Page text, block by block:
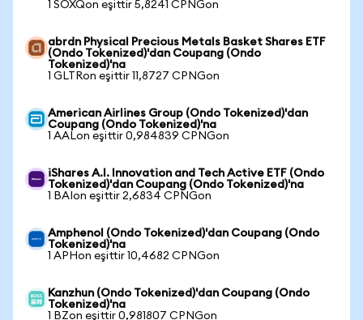
1 SOXQon eşittir 5,8241 CPNGon
abrdn Physical Precious Metals Basket Shares ETF
(Ondo Tokenized)'dan Coupang (Ondo
Tokenized)'na
1 GLTRon eşittir 11,8727 CPNGon
American Airlines Group (Ondo Tokenized)'dan
Coupang (Ondo Tokenized)'na
1 AALon eşittir 0,984839 CPNGon
iShares A.I. Innovation and Tech Active ETF (Ondo
Tokenized)'dan Coupang (Ondo Tokenized)'na
1 BAIon eşittir 2,6834 CPNGon
Amphenol (Ondo Tokenized)'dan Coupang (Ondo
Tokenized)'na
1 APHon eşittir 10,4682 CPNGon
Kanzhun (Ondo Tokenized)'dan Coupang (Ondo
Tokenized)'na
1 BZon eşittir 0,981807 CPNGon